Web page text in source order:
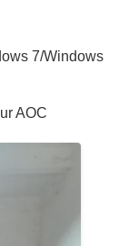
7/Windows
AOC